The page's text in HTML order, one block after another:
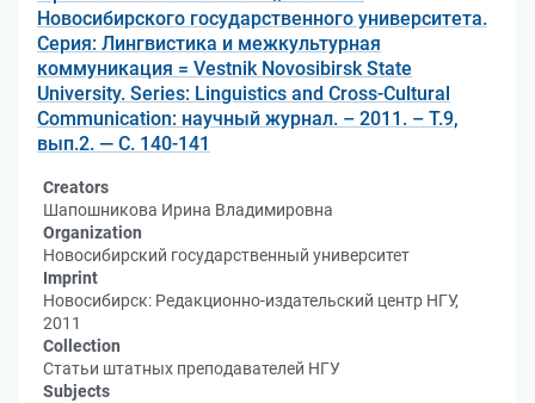
Новосибирского государственного университета.
Серия: Лингвистика и межкультурная
коммуникация = Vestnik Novosibirsk State
University. Series: Linguistics and Cross-Cultural
Communication: научный журнал. – 2011. – Т.9,
вып.2. — С. 140-141
Creators
Шапошникова Ирина Владимировна
Organization
Новосибирский государственный университет
Imprint
Новосибирск: Редакционно-издательский центр НГУ,
2011
Collection
Статьи штатных преподавателей НГУ
Subjects